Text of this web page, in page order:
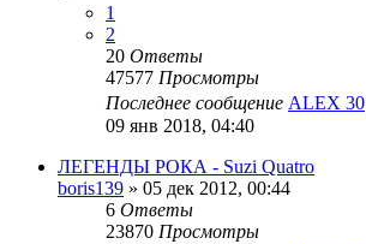
1
2
20 Ответы
47577 Просмотры
Последнее сообщение ALEX 30
09 янв 2018, 04:40
ЛЕГЕНДЫ РОКА - Suzi Quatro
boris139 » 05 дек 2012, 00:44
6 Ответы
23870 Просмотры